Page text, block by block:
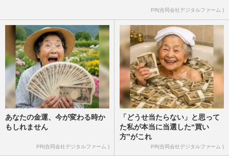
PR(合同会社デジタルファーム )
あなたの金運、今が変わる時か
もしれません
PR(合同会社デジタルファーム )
「どうせ当たらない」と思って
た私が本当に当選した“買い
方”がこれ
PR(合同会社デジタルファーム )